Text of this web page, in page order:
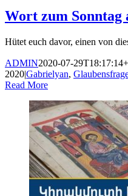
Wort zum Sonntag
Hütet euch davor, einen von
ADMIN2020-07-
2020|Gabrielyan,
Read More